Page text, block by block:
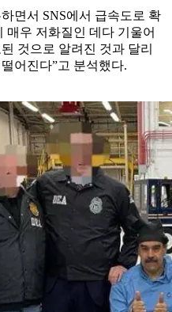
면서 SNS에서 급속도로 확
매우 저화질인 데다 기울어
것으로 알려진 것과 달리
어진다”고 분석했다.